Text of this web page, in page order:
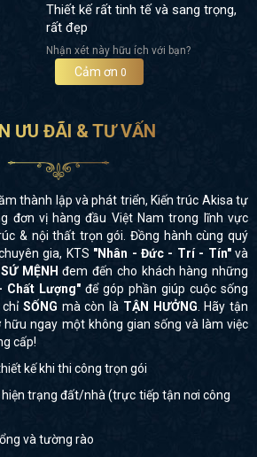
Thiết kế rất tinh tế và sang trọng,
rất đẹp
Nhận xét này hữu ích với bạn?
Cảm ơn 0
ƯU ĐÃI & TƯ VẤN
thành lập và phát triển, Kiến trúc Akisa tự
đơn vị hàng đầu Việt Nam trong lĩnh vực
& nội thất trọn gói. Đồng hành cùng quý
gia, KTS "Nhân - Đức - Trí - Tín"và
SỨ MỆNH đem đến cho khách hàng những
Chất Lượng" để góp phần giúp cuộc sống
chỉ SỐNG mà còn là TẬN HƯỞNG . Hãy tận
hữu ngay một không gian sống và làm việc
cấp!
kế khi thi công trọn gói
trạng đất/nhà (trực tiếp tận nơi công
và tường rào